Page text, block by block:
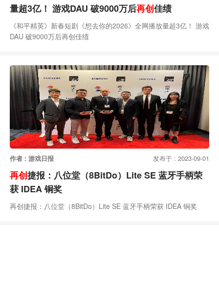
量超3亿！ 游戏DAU 破9000万后再创佳绩
《和平精英》新春短剧《想去你的2026》全网播放量超3亿！ 游戏
DAU 破9000万后再创佳绩
作者 : 游戏日报 发布于 : 2023-09-01
再创捷报：八位堂（8BitDo）Lite SE 蓝牙手柄荣
获 IDEA 铜奖
再创捷报：八位堂（8BitDo）Lite SE 蓝牙手柄荣获 IDEA 铜奖